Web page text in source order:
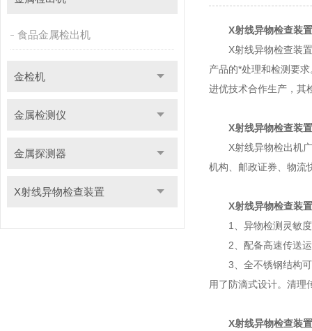
食品金属检出机
金检机
金属检测仪
金属探测器
X射线异物检查装置
X射线异物检查装
X射线异物检查装置
产品的*处理和检测要
进优技术合作生产，其
X射线异物检查装
X射线异物检出机广
机构、邮政证券、物流
X射线异物检查装
1、异物检测灵敏度
2、配备高速传送运
3、全不锈钢结构可
用了防滴式设计。清理
X射线异物检查装